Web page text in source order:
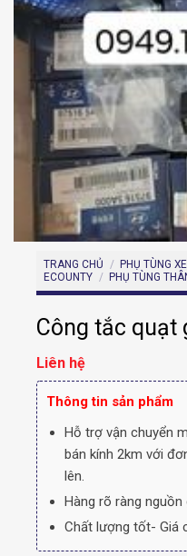
TRANG CHỦ / PHỤ TÙNG
ECOUNTY / PHỤ TÙNG
Công tắc quạt
Liên hệ
Thông tin sản phẩm
Hỗ trợ vận chuyển
bán kính 2km với
lên.
Hàng rõ ràng nguồn
Chất lượng tốt- Giá